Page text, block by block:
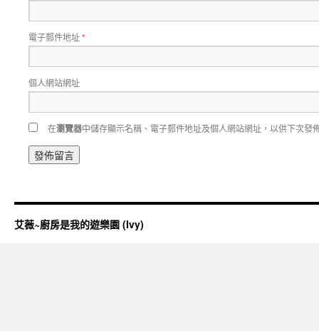
電子郵件地址*
個人網站網址
在瀏覽器中儲存顯示名稱、電子郵件地址及個人網站網址，以供下次發
艾薇~廚房是我的遊樂園 (Ivy)